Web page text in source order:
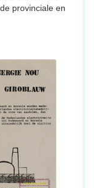
provinciale en